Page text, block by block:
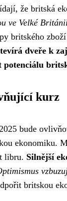
že britská
ve Velké
britského
dveře k
potenciálu
kurz
bude
ekonomiku.
libru. Silnější
britskou